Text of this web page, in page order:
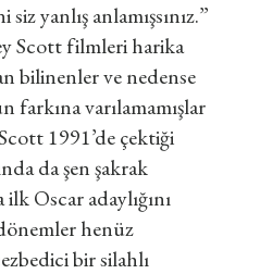
yanlış anlamışsınız.”
Scott filmleri harika
bilinenler ve nedense
varılamamışlar
1991’de çektiği
da şen şakrak
Oscar adaylığını
henüz
bir silahlı